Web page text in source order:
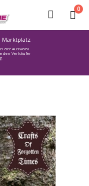
Marktplatz
der Auswahl
den Verkäufer
0